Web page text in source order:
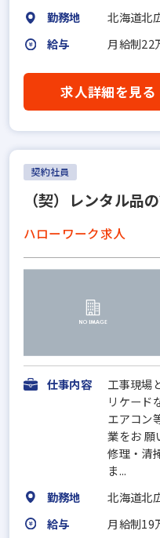
勤務地
北海道北
給与
月給制22
求人詳細を見る
契約社員
（契）レンタル品
ハローワーク求人
仕事内容
工事現場
リケード
エアコン
業をお 願
修理・清
ま...
勤務地
北海道北
給与
月給制19